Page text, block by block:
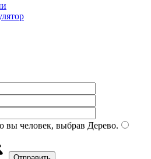
вы человек, выбрав Дерево.